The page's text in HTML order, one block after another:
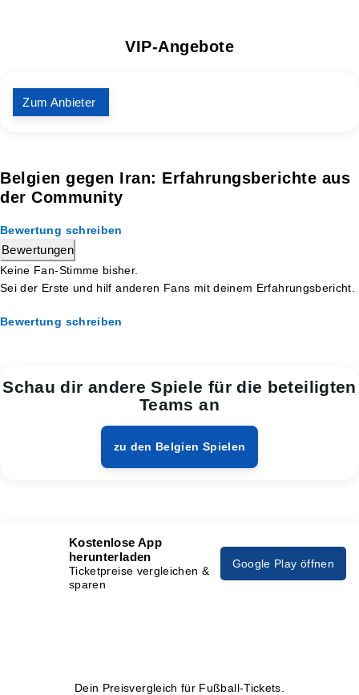
VIP-Angebote
Zum Anbieter
Belgien gegen Iran: Erfahrungsberichte aus
der Community
Bewertung schreiben
Bewertungen
Keine Fan-Stimme bisher.
Sei der Erste und hilf anderen Fans mit deinem Erfahrungsbericht.
Bewertung schreiben
Schau dir andere Spiele für die beteiligten
Teams an
zu den Belgien Spielen
Kostenlose App
herunterladen
Ticketpreise vergleichen &
sparen
Google Play öffnen
Dein Preisvergleich für Fußball-Tickets.